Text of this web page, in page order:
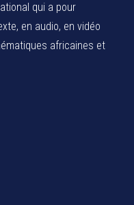
qui a pour
en audio, en vidéo
africaines et